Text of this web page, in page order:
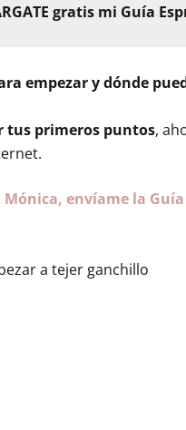
gratis mi Guía
empezar y dónde
tus primeros puntos,
Mónica, envíame la Guía